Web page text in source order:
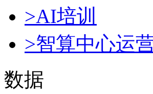
>AI培训
>智算中心运
数据